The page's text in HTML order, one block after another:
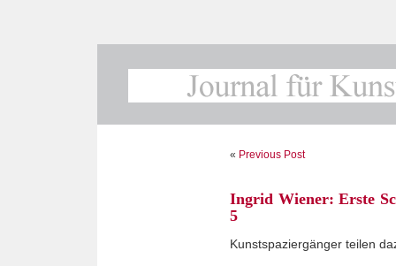
« Previous Post
Ingrid Wiener: Erste
5
Kunstspaziergänger teilen